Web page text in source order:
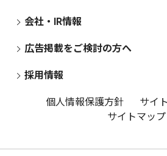
会社・IR情報
広告掲載をご検討の方へ
採用情報
個人情報保護方針
サイ
サイトマップ